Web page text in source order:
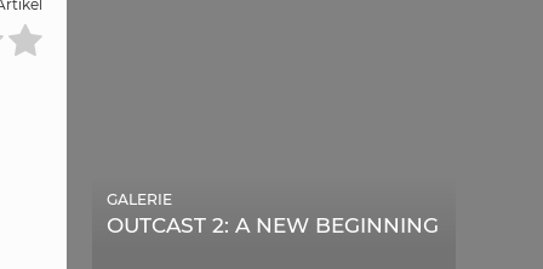
OUTCAST 2: A NEW BEGINNING
GALERIE